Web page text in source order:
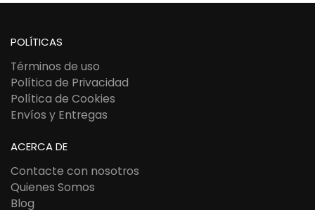
POLÍTICAS
Términos de uso
Política de Privacidad
Política de Cookies
Envíos y Entregas
ACERCA DE
Contacte con nosotros
Quienes Somos
Blog